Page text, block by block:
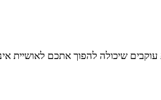
שיכולה להפוך אתכם לאושיית